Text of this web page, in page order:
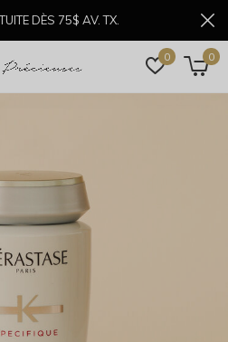
0 0
DÈS 75$ AV. TX.